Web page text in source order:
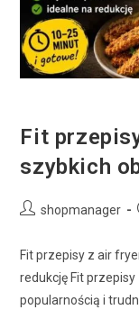
Fit
szybkich
shopmanager
Fit przepisy z air
redukcję Fit
popularnością i